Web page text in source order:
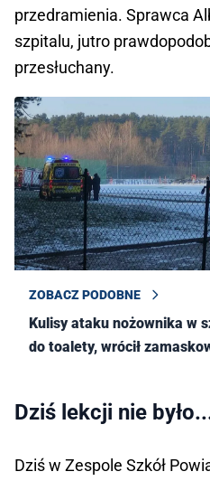
przedramienia. Sprawca
szpitalu, jutro
przesłuchany.
ZOBACZ PODOBNE
Kulisy ataku nożownika w
do toalety, wrócił
Dziś lekcji nie
Dziś w Zespole Szkół